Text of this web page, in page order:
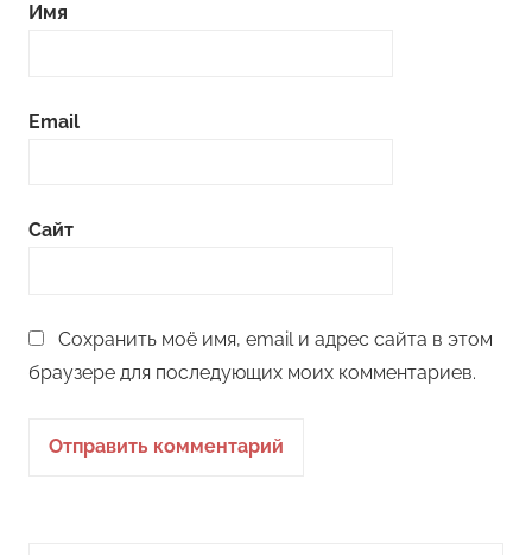
Имя
Email
Сайт
Сохранить моё имя, email и адрес сайта в этом
браузере для последующих моих комментариев.